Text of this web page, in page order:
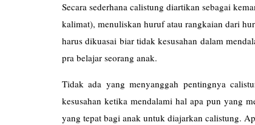
Secara sederhana calistung diartikan sebagai
kalimat), menuliskan huruf atau rangkaian dari
harus dikuasai biar tidak kesusahan dalam
pra belajar seorang anak.
Tidak ada yang menyanggah pentingnya
kesusahan ketika mendalami hal apa pun yang
yang tepat bagi anak untuk diajarkan calistung.